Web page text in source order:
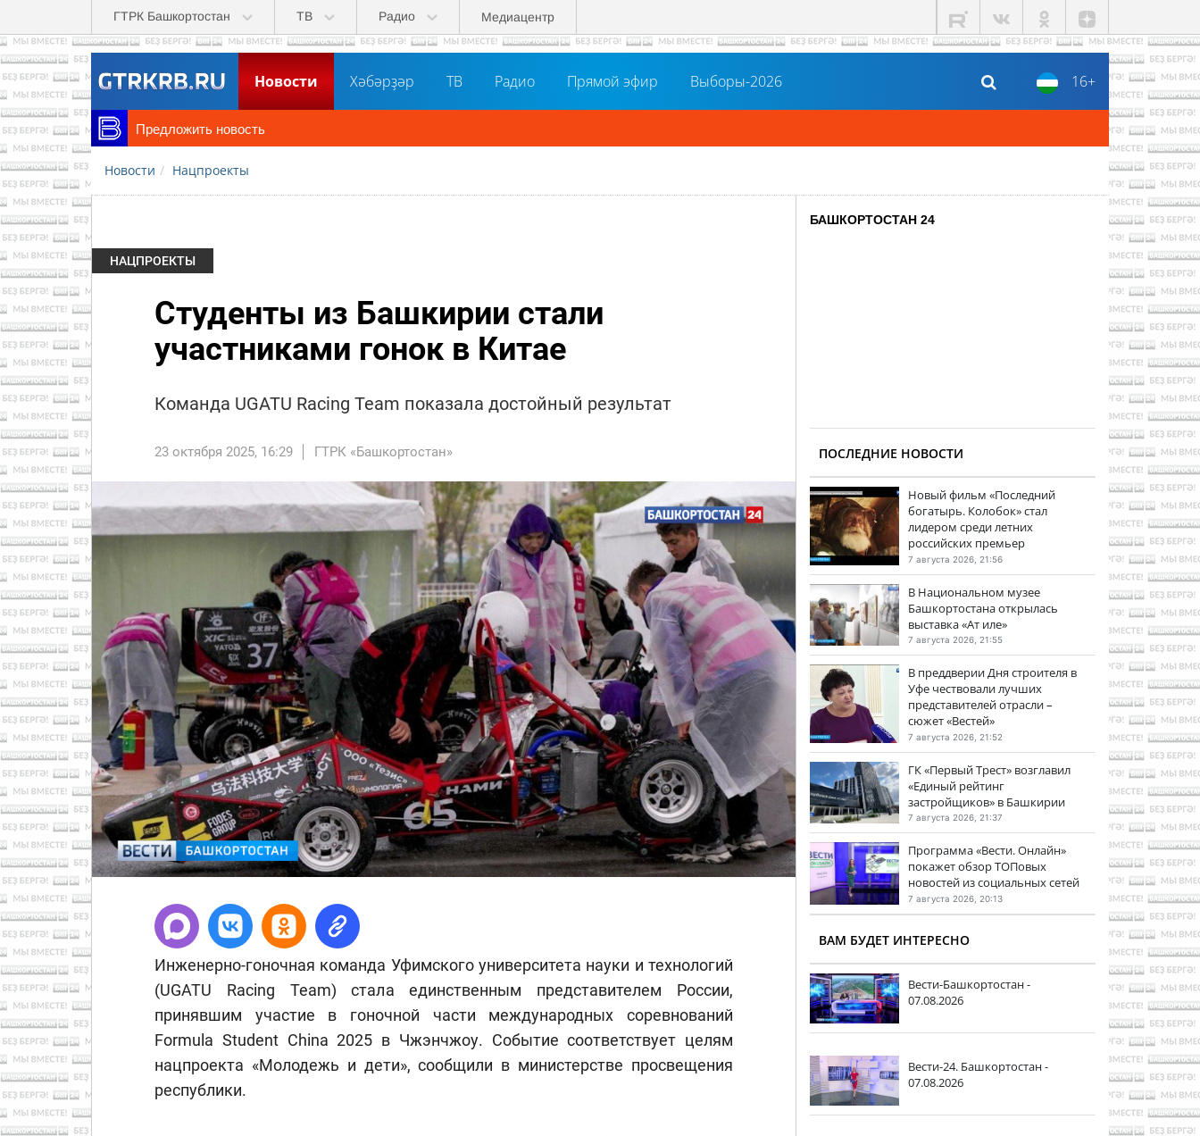
Перейти к основному содержанию
ГТРК Башкортостан ТВ Радио Медиацентр
16+
Новости Хәбәрҙәр ТВ Радио Прямой эфир Выборы-2026
Предложить новость
Новости Нацпроекты
НАЦПРОЕКТЫ
Студенты из Башкирии стали
участниками гонок в Китае
Команда UGATU Racing Team показала достойный результат
23 октября 2025, 16:29 ГТРК «Башкортостан»
Инженерно-гоночная команда Уфимского университета науки и технологий
(UGATU Racing Team) стала единственным представителем России,
принявшим участие в гоночной части международных соревнований
Formula Student China 2025 в Чжэнчжоу. Событие соответствует целям
нацпроекта «Молодежь и дети», сообщили в министерстве просвещения
республики.
БАШКОРТОСТАН 24
ПОСЛЕДНИЕ НОВОСТИ
Новый фильм «Последний
богатырь. Колобок» стал
лидером среди летних
российских премьер
7 августа 2026, 21:56
В Национальном музее
Башкортостана открылась
выставка «Ат иле»
7 августа 2026, 21:55
В преддверии Дня строителя в
Уфе чествовали лучших
представителей отрасли –
сюжет «Вестей»
7 августа 2026, 21:52
ГК «Первый Трест» возглавил
«Единый рейтинг
застройщиков» в Башкирии
7 августа 2026, 21:37
Программа «Вести. Онлайн»
покажет обзор ТОПовых
новостей из социальных сетей
7 августа 2026, 20:13
ВАМ БУДЕТ ИНТЕРЕСНО
Вести-Башкортостан -
07.08.2026
Вести-24. Башкортостан -
07.08.2026